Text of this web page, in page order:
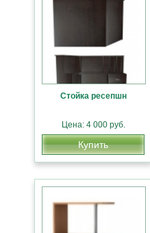
Стойка ресепшн
Цена: 4 000 руб.
Купить